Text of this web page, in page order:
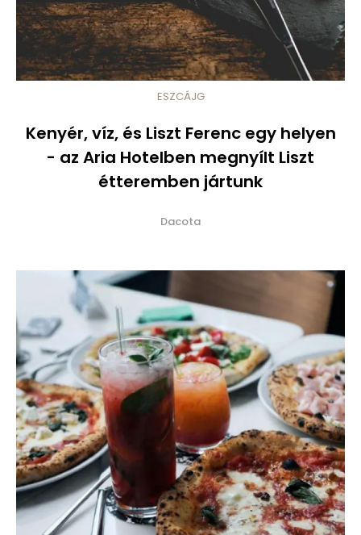
ESZCÁJG
Kenyér, víz, és Liszt Ferenc egy helyen
- az Aria Hotelben megnyílt Liszt
étteremben jártunk
Dacota